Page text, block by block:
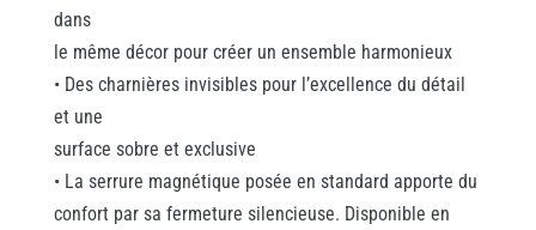
dans
le même décor pour créer un ensemble harmonieux
• Des charnières invisibles pour l’excellence du détail
et une
surface sobre et exclusive
• La serrure magnétique posée en standard apporte du
confort par sa fermeture silencieuse. Disponible en